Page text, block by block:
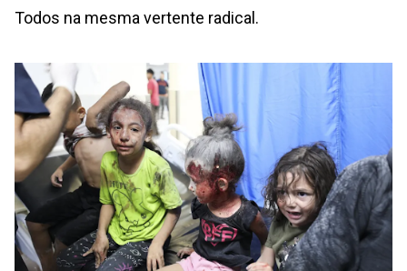
Todos na mesma vertente radical.